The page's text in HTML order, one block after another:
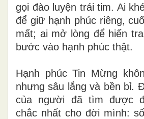
gọi đào luyện trái tim. Ai
để giữ hạnh phúc riêng,
mất; ai mở lòng để hiến
bước vào hạnh phúc thật.
Hạnh phúc Tin Mừng
nhưng sâu lắng và bền bỉ.
của người đã tìm được
chắc nhất cho đời mình: